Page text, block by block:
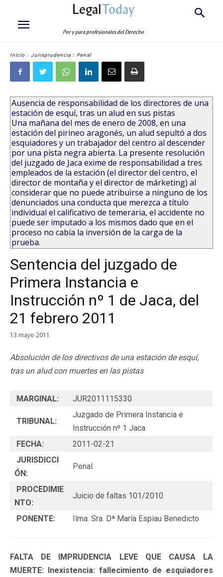
LegalToday
Por y para profesionales del Derecho
Inicio Jurisprudencia Penal
Ausencia de responsabilidad de los directores de una
estación de esquí, tras un alud en sus pistas
Una mañana del mes de enero de 2008, en una
estación del pirineo aragonés, un alud sepultó a dos
esquiadores y un trabajador del centro al descender
por una pista negra abierta. La presente resolución
del juzgado de Jaca exime de responsabilidad a tres
empleados de la estación (el director del centro, el
director de montaña y el director de márketing) al
considerar que no puede atribuirse a ninguno de los
denunciados una conducta que merezca a título
individual el calificativo de temeraria, el accidente no
puede ser imputado a los mismos dado que en el
proceso no cabía la inversión de la carga de la
prueba.
Sentencia del juzgado de
Primera Instancia e
Instrucción nº 1 de Jaca, del
21 febrero 2011
13 mayo 2011
Absolución de los directivos de una estación de esquí,
tras un alud con muertes en las pistas
MARGINAL: JUR2011115330
TRIBUNAL:
Juzgado de Primera Instancia e
Instrucción nº 1 Jaca
FECHA:
2011-02-21
JURISDICCI
ÓN:
Penal
PROCEDIMIE
NTO:
Juicio de faltas 101/2010
PONENTE: Ilma. Sra. Dª María Espiau Benedicto
FALTA DE IMPRUDENCIA LEVE QUE CAUSA LA
MUERTE: Inexistencia: fallecimiento de esquiadores